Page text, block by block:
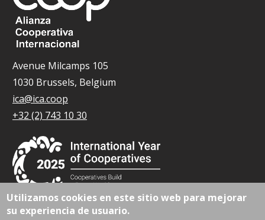
Avenue Milcamps 105
1030 Brussels, Belgium
ica@ica.coop
+32 (2) 743 10 30
Utilizamos cookies en este sitio web para mejorar
su experiencia de usuario.